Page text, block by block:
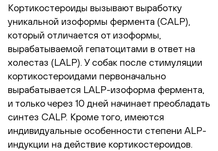
Кортикостероиды вызывают выработку
уникальной изоформы фермента (CALP),
который отличается от изоформы,
вырабатываемой гепатоцитами в ответ на
холестаз (LALP). У собак после стимуляции
кортикостероидами первоначально
вырабатывается LALP-изоформа фермента,
и только через 10 дней начинает преобладать
синтез CALP. Кроме того, имеются
индивидуальные особенности степени ALP-
индукции на действие кортикостероидов.